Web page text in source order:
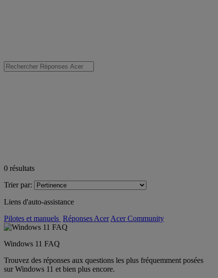
0 résultats
Trier par:
Liens d'auto-assistance
Pilotes et manuels Réponses Acer Acer Community
Windows 11 FAQ
Trouvez des réponses aux questions les plus fréquemment posées
sur Windows 11 et bien plus encore.